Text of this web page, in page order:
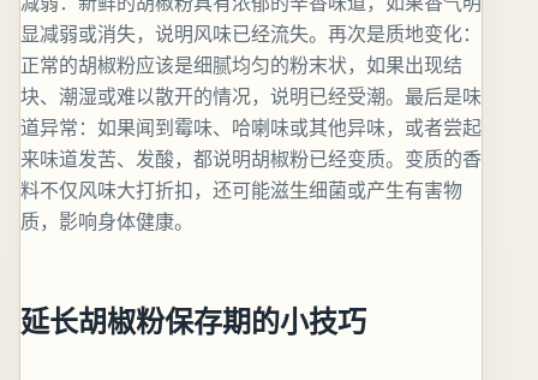
显减弱或消失，说明风味已经流失。再次是质地变化：
正常的胡椒粉应该是细腻均匀的粉末状，如果出现结
块、潮湿或难以散开的情况，说明已经受潮。最后是味
道异常：如果闻到霉味、哈喇味或其他异味，或者尝起
来味道发苦、发酸，都说明胡椒粉已经变质。变质的香
料不仅风味大打折扣，还可能滋生细菌或产生有害物
质，影响身体健康。
延长胡椒粉保存期的小技巧